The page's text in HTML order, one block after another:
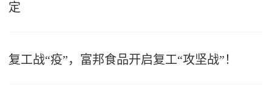
定
复工战“疫”，富邦食品开启复工“攻坚战”！